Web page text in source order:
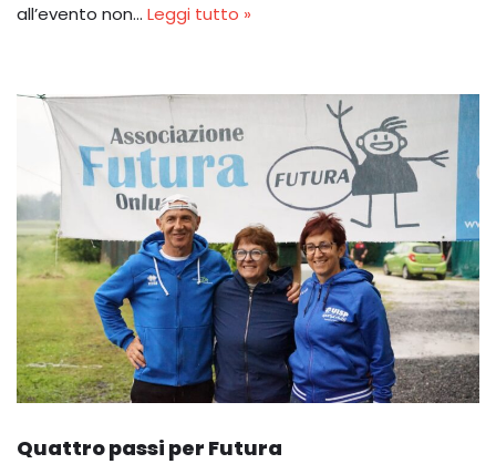
all’evento non… Leggi tutto »
Quattro passi per Futura